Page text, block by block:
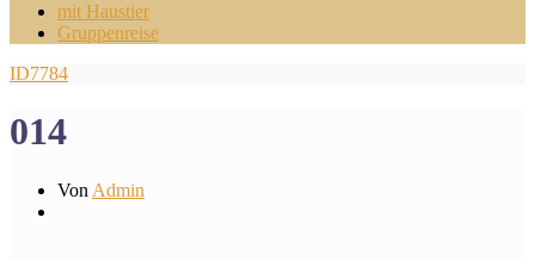
mit Haustier
Gruppenreise
ID7784
014
Von Admin